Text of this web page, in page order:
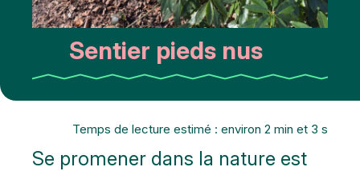
Sentier pieds nus
Temps de lecture estimé : environ 2 min et 3 s
Se promener dans la nature est